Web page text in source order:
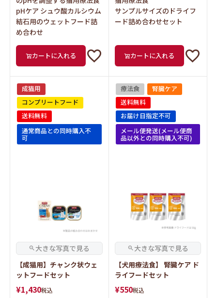
pHケア シュウ酸カルシウム
結石用のウェットフード詰
め合わせ
カートに入れる
サンプルサイズのドライフ
ード詰め合わせセット
カートに入れる
成猫用
コンプリートフード
送料無料
通常商品との同時購入不
可
【成猫用】チャンク状ウェ
ットフードセット
¥1,430税込
療法食
腎臓ケア
送料無料
お届け日指定不可
メール便発送(メール便商
品以外との同時購入不可)
【犬用療法食】 腎臓ケア ド
ライフードセット
¥550税込